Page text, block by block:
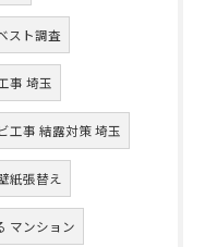
スト調査
事 埼玉
工事 結露対策 埼玉
紙張替え
マンション